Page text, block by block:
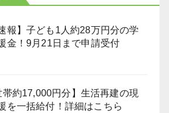
報】子ども1人約28万円分の学
金！9月21日まで申請受付
帯約17,000円分】生活再建の現
を一括給付！詳細はこちら